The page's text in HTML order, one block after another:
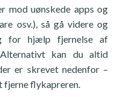
mod uønskede apps og
osv.), så gå videre og
for hjælp fjernelse af
kan du altid
er skrevet nedenfor –
fjerne flykapreren.